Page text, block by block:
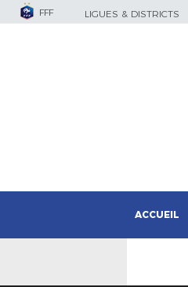
FFF LIGUES & DISTRICTS
ACCUEIL